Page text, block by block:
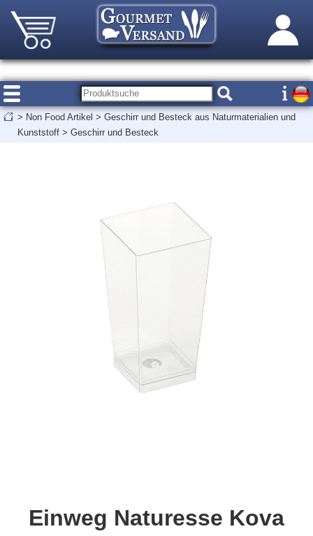
> Non Food Artikel > Geschirr und Besteck aus Naturmaterialien und
Kunststoff > Geschirr und Besteck
Einweg Naturesse Kova